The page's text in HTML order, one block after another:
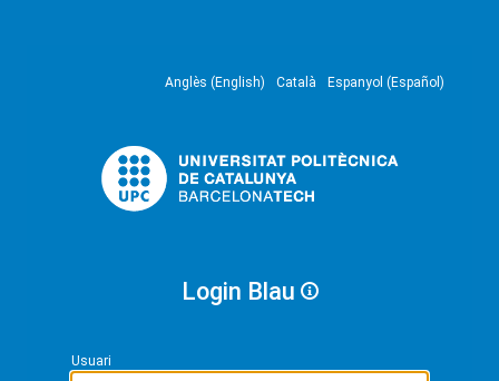
Anglès (English) Català Espanyol (Español)
Login Blau
Usuari